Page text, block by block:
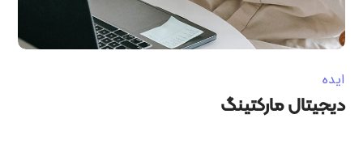
ایده
دیجیتال مارکتینگ